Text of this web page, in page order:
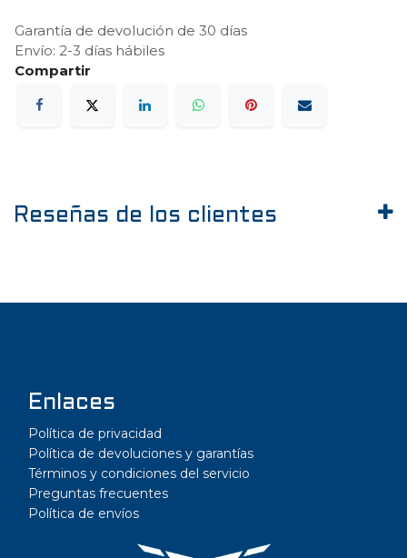
Garantía de devolución de 30 días
Envío: 2-3 días hábiles
Reseñas de los clientes
Enlaces
Política de privacidad
Política de devoluciones y garantías
Términos y condiciones del servicio
Preguntas frecuentes
Política de envíos